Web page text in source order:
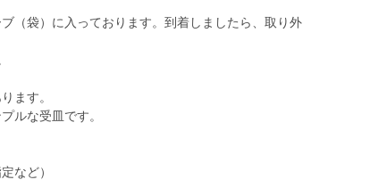
（袋）に入っております。到着しましたら、取り外
ます。
ルな受皿です。
など）